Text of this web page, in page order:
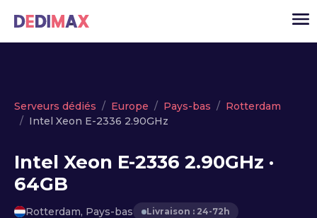
Cloud serveur
Serveurs dédiés
API
Serveurs dédiés Europe Pays-bas
Rotterdam
Intel Xeon E-2336 2.90GHz
Intel Xeon E-2336 2.90GHz ·
64GB
Rotterdam, Pays-bas Livraison : 24-72h